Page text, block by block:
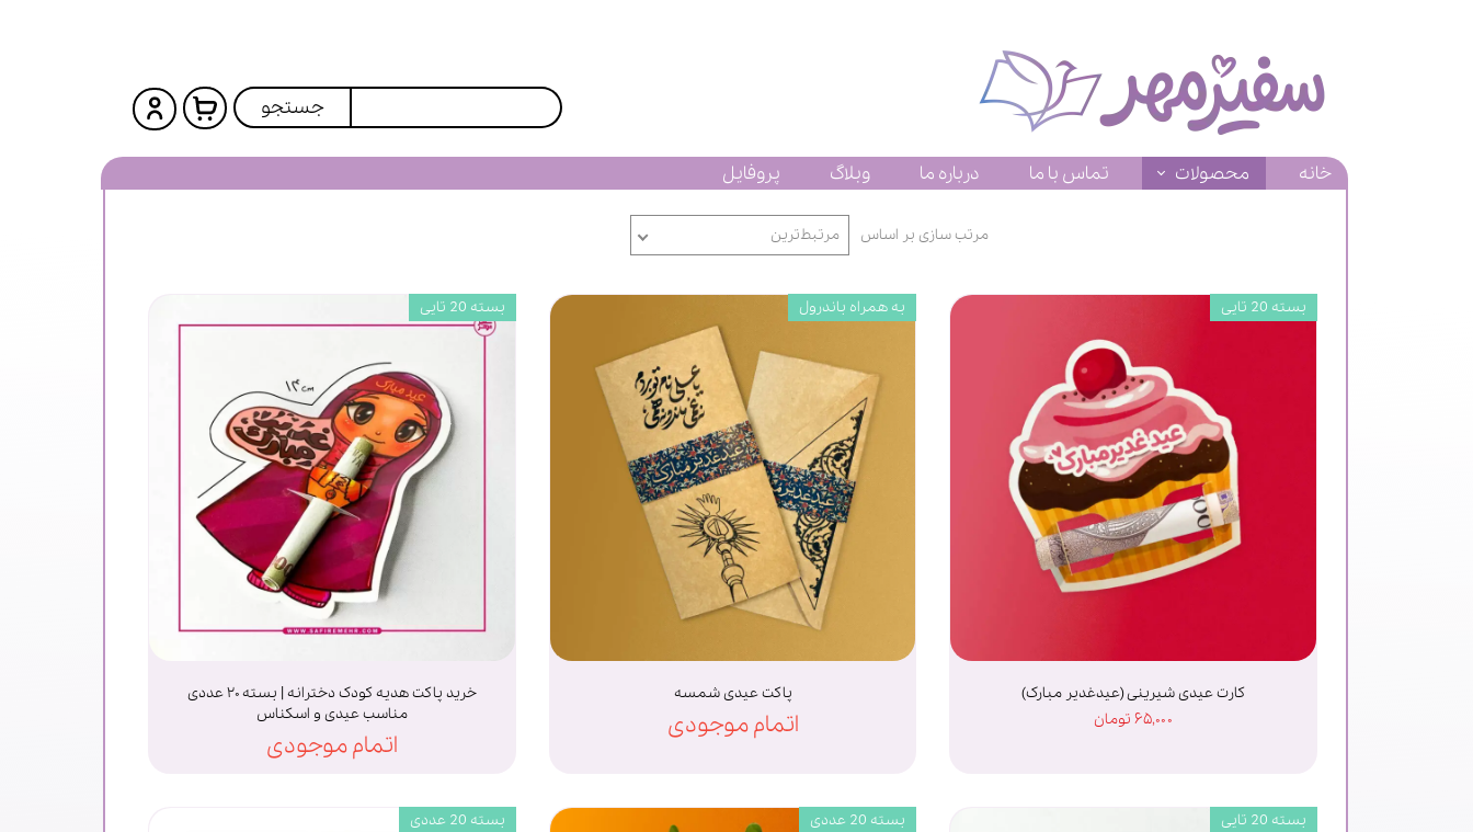
خانه محصولات تماس با ما درباره ما وبلاگ پروفایل
جستجو
مرتب سازی بر اساس مرتبط‌ترین
کارت عیدی شیرینی (عیدغدیر مبارک)
۶۵,۰۰۰ تومان
بسته 20 تایی
پاکت عیدی شمسه
اتمام موجودی
به همراه باندرول
خرید پاکت هدیه کودک دخترانه | بسته ۲۰ عددی
مناسب عیدی و اسکناس
اتمام موجودی
بسته 20 تایی
بسته 20 تایی بسته 20 عددی بسته 20 عددی